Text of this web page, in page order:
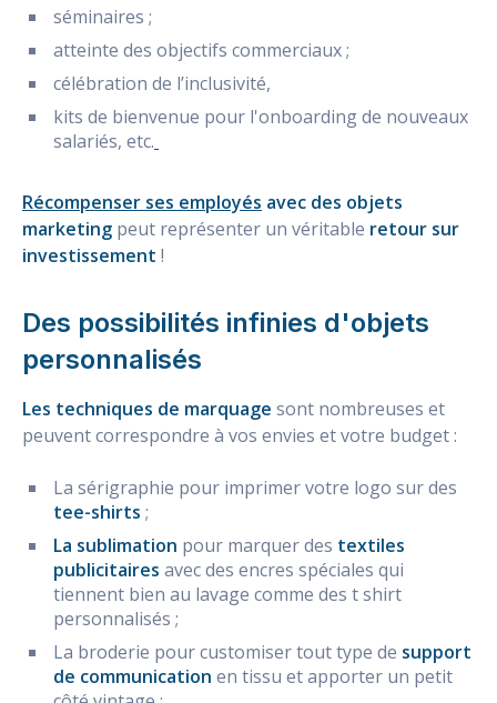
séminaires ;
atteinte des objectifs commerciaux ;
célébration de l’inclusivité,
kits de bienvenue pour l'onboarding de nouveaux
salariés, etc.
Récompenser ses employés avec des objets
marketing peut représenter un véritable retour sur
investissement !
Des possibilités infinies d'objets
personnalisés
Les techniques de marquage sont nombreuses et
peuvent correspondre à vos envies et votre budget :
La sérigraphie pour imprimer votre logo sur des
tee-shirts ;
La sublimation pour marquer des textiles
publicitaires avec des encres spéciales qui
tiennent bien au lavage comme des t shirt
personnalisés ;
La broderie pour customiser tout type de support
de communication en tissu et apporter un petit